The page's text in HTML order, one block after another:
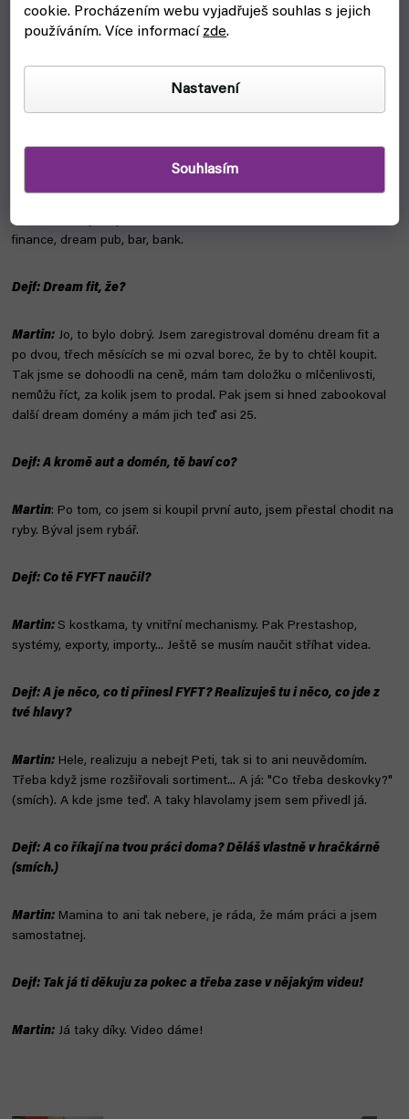
cookie. Procházením webu vyjadřuješ souhlas s jejich
používáním. Více informací zde.
Nastavení
Souhlasím
když jsem byl na vejšce, tak přestali vydávat články. Tehdy jsem
napsal majiteli takovej hezkej e-mail, kde jsem napsal, že bych se
Dostal jsem přístupy, začal psát články, oživili jsme to a
na druhou kolej, ale pořád to funguje, pořád vychází minimálně
zabookovanejch spoustu domén na dream. Dream invest, dream
finance, dream pub, bar, bank.
Dejf: Dream fit, že?
Martin: Jo, to bylo dobrý. Jsem zaregistroval doménu dream fit a
po dvou, třech měsících se mi ozval borec, že by to chtěl koupit.
Tak jsme se dohoodli na ceně, mám tam doložku o mlčenlivosti,
nemůžu říct, za kolik jsem to prodal. Pak jsem si hned zabookoval
další dream domény a mám jich teď asi 25.
Dejf: A kromě aut a domén, tě baví co?
Martin: Po tom, co jsem si koupil první auto, jsem přestal chodit na
ryby. Býval jsem rybář.
Dejf: Co tě FYFT naučil?
Martin: S kostkama, ty vnitřní mechanismy. Pak Prestashop,
systémy, exporty, importy... Ještě se musím naučit stříhat videa.
Dejf: A je něco, co ti přinesl FYFT? Realizuješ tu i něco, co jde z
tvé hlavy?
Martin: Hele, realizuju a nebejt Peti, tak si to ani neuvědomím.
Třeba když jsme rozšiřovali sortiment... A já: "Co třeba deskovky?"
(smích). A kde jsme teď. A taky hlavolamy jsem sem přivedl já.
Dejf: A co říkají na tvou práci doma? Děláš vlastně v hračkárně
(smích.)
Martin: Mamina to ani tak nebere, je ráda, že mám práci a jsem
samostatnej.
Dejf: Tak já ti děkuju za pokec a třeba zase v nějakým videu!
Martin: Já taky díky. Video dáme!